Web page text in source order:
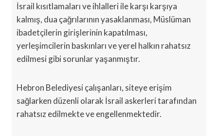
İsrail kısıtlamaları ve ihlalleri ile karşı karşıya
kalmış, dua çağrılarının yasaklanması, Müslüman
ibadetçilerin girişlerinin kapatılması,
yerleşimcilerin baskınları ve yerel halkın rahatsız
edilmesi gibi sorunlar yaşanmıştır.
Hebron Belediyesi çalışanları, siteye erişim
sağlarken düzenli olarak İsrail askerleri tarafından
rahatsız edilmekte ve engellenmektedir.